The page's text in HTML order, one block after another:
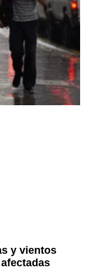
y vientos